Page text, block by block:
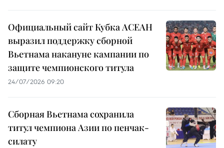
Официальный сайт Кубка АСЕАН
выразил поддержку сборной
Вьетнама накануне кампании по
защите чемпионского титула
24/07/2026 09:20
Сборная Вьетнама сохранила
титул чемпиона Азии по пенчак-
силату